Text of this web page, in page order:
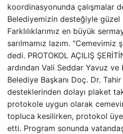
koordinasyonunda çalışmalar
Belediyemizin desteğiyle güzel
Farklılıklarımız en büyük
sarılmamız lazım. “Cemevimiz
dedi. PROTOKOL AÇILIŞ
ardından Vali Seddar Yavuz ve
Belediye Başkanı Doç. Dr. Tahir
desteklerinden dolayı plaket
protokole uygun olarak
topluca kesilirken, protokol
etti. Program sonunda